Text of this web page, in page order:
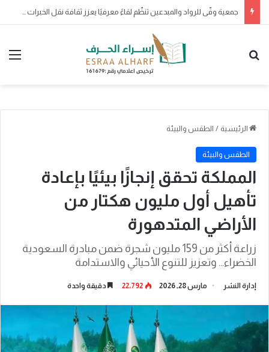
صدور موافقة خادم الحرمين الشريفين على منح وسام الملك عبدالعزيز من الدرجة الثالثة لـ200 مواطن ومواطنة لتبرع كل منهم بأحد أعضائه الرئيسة
الرئيسية / الطقس والبيئة
الطقس والبيئة
المملكة تحقق إنجازًا بيئيًا بإعادة
تأهيل أول مليون هكتار من
الأراضي المتدهورة
زراعة أكثر من 159 مليون شجرة ضمن مبادرة السعودية
الخضراء… وتعزيز للتنوع الأحيائي والاستدامة
إدارة النشر مارس 28, 2026 22٬792 دقيقة واحدة